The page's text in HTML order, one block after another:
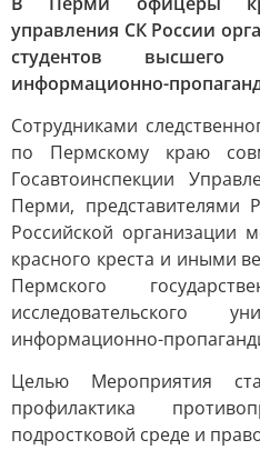
управления СК России
студентов высшего
информационно-
Сотрудниками
по Пермскому краю
Госавтоинспекции
Перми, представителями
Российской организации
красного креста и иными
Пермского
исследовательского
информационно-
Целью Мероприятия
профилактика
подростковой среде и